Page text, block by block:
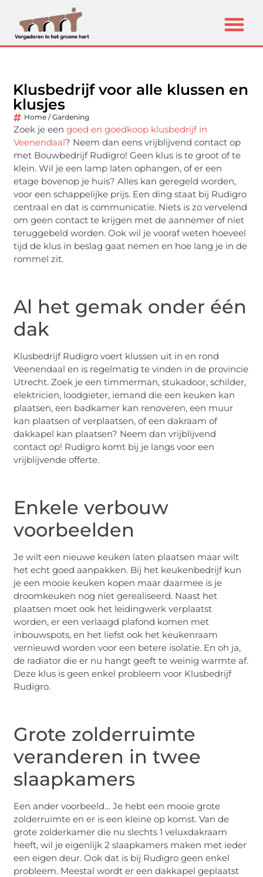
Klusbedrijf voor alle klussen en
klusjes
Home / Gardening
Zoek je eengoed en goedkoop klusbedrijf in
Veenendaal? Neem dan eens vrijblijvend contact op
met Bouwbedrijf Rudigro! Geen klus is te groot of te
klein. Wil je een lamp laten ophangen, of er een
etage bovenop je huis? Alles kan geregeld worden,
voor een schappelijke prijs. Een ding staat bij Rudigro
centraal en dat is communicatie. Niets is zo vervelend
om geen contact te krijgen met de aannemer of niet
teruggebeld worden. Ook wil je vooraf weten hoeveel
tijd de klus in beslag gaat nemen en hoe lang je in de
rommel zit.
Al het gemak onder één
dak
Klusbedrijf Rudigro voert klussen uit in en rond
Veenendaal en is regelmatig te vinden in de provincie
Utrecht. Zoek je een timmerman, stukadoor, schilder,
elektricien, loodgieter, iemand die een keuken kan
plaatsen, een badkamer kan renoveren, een muur
kan plaatsen of verplaatsen, of een dakraam of
dakkapel kan plaatsen? Neem dan vrijblijvend
contact op! Rudigro komt bij je langs voor een
vrijblijvende offerte.
Enkele verbouw
voorbeelden
Je wilt een nieuwe keuken laten plaatsen maar wilt
het echt goed aanpakken. Bij het keukenbedrijf kun
je een mooie keuken kopen maar daarmee is je
droomkeuken nog niet gerealiseerd. Naast het
plaatsen moet ook het leidingwerk verplaatst
worden, er een verlaagd plafond komen met
inbouwspots, en het liefst ook het keukenraam
vernieuwd worden voor een betere isolatie. En oh ja,
de radiator die er nu hangt geeft te weinig warmte af.
Deze klus is geen enkel probleem voor Klusbedrijf
Rudigro.
Grote zolderruimte
veranderen in twee
slaapkamers
Een ander voorbeeld… Je hebt een mooie grote
zolderruimte en er is een kleine op komst. Van de
grote zolderkamer die nu slechts 1 veluxdakraam
heeft, wil je eigenlijk 2 slaapkamers maken met ieder
een eigen deur. Ook dat is bij Rudigro geen enkel
probleem. Meestal wordt er een dakkapel geplaatst